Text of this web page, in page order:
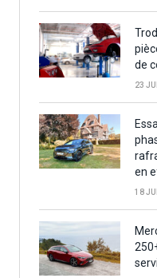
de
23
en
18